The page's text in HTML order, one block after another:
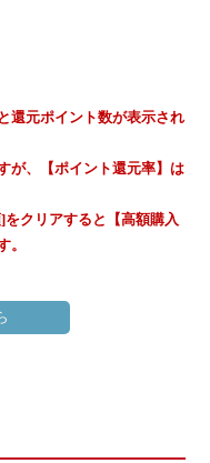
還元ポイント数が表示され
が、【ポイント還元率】は
クリアすると【高額購入
。